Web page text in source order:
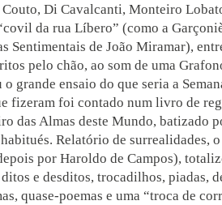
Di Cavalcanti, Monteiro
il da rua Líbero” (como a
Sentimentais de João Miramar),
pelo chão, ao som de uma
o grande ensaio do que seria a
fizeram foi contado num livro de
das Almas deste Mundo, batizado
Relatório de surrealidades,
por Haroldo de Campos),
e desditos, trocadilhos, piadas,
quase-poemas e uma “troca de